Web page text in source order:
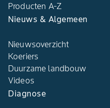
Producten A-Z
Nieuws & Algemeen
Nieuwsoverzicht
Koeriers
Duurzame landbouw
Videos
Diagnose